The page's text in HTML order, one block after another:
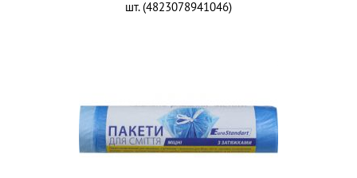
шт. (4823078941046)